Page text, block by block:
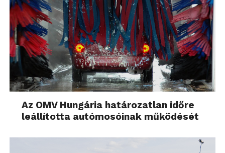
Az OMV Hungária határozatlan időre
leállította autómosóinak működését